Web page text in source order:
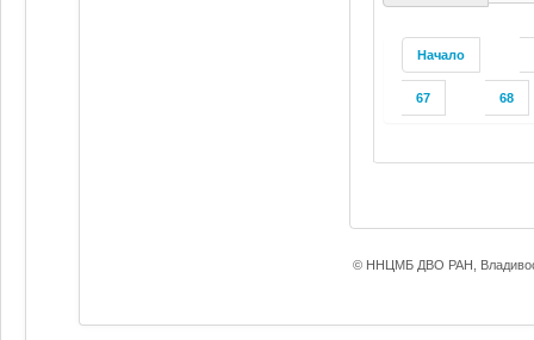
Начало
67 68
© ННЦМБ ДВО РАН,